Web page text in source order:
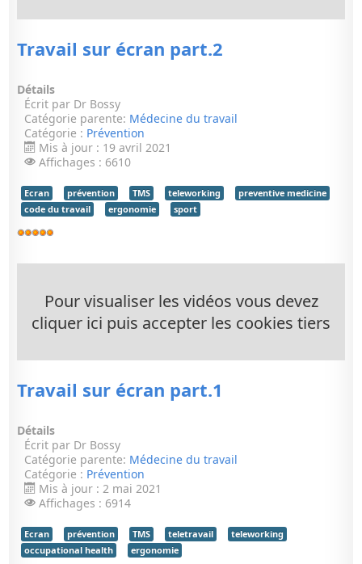
Travail sur écran part.2
Détails
Écrit par Dr Bossy
Catégorie parente: Médecine du travail
Catégorie : Prévention
Mis à jour : 19 avril 2021
Affichages : 6610
Ecran prévention TMS teleworking
preventive medicine
code du travail
ergonomie sport
Vote
Pour visualiser les vidéos vous devez
cliquer ici puis accepter les cookies tiers
Travail sur écran part.1
Détails
Écrit par Dr Bossy
Catégorie parente: Médecine du travail
Catégorie : Prévention
Mis à jour : 2 mai 2021
Affichages : 6914
Ecran prévention TMS teletravail
teleworking
occupational health
ergonomie